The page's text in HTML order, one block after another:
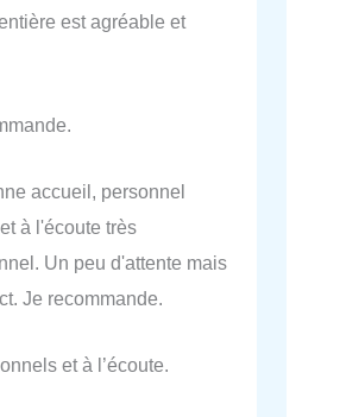
est agréable et
accueil, personnel
à l'écoute très
Un peu d'attente mais
Je recommande.
et à l’écoute.